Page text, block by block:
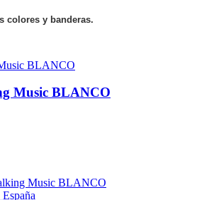
colores y banderas.
Music BLANCO
Music BLANCO